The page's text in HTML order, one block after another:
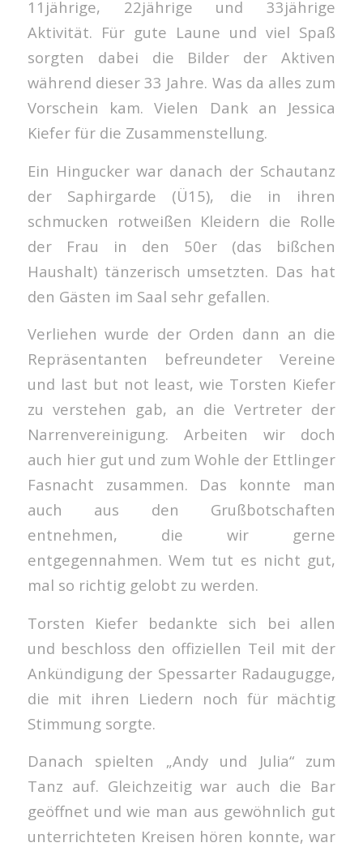
11jährige, 22jährige und 33jährige
Aktivität. Für gute Laune und viel Spaß
sorgten dabei die Bilder der Aktiven
während dieser 33 Jahre. Was da alles zum
Vorschein kam. Vielen Dank an Jessica
Kiefer für die Zusammenstellung.
Ein Hingucker war danach der Schautanz
der Saphirgarde (Ü15), die in ihren
schmucken rotweißen Kleidern die Rolle
der Frau in den 50er (das bißchen
Haushalt) tänzerisch umsetzten. Das hat
den Gästen im Saal sehr gefallen.
Verliehen wurde der Orden dann an die
Repräsentanten befreundeter Vereine
und last but not least, wie Torsten Kiefer
zu verstehen gab, an die Vertreter der
Narrenvereinigung. Arbeiten wir doch
auch hier gut und zum Wohle der Ettlinger
Fasnacht zusammen. Das konnte man
auch aus den Grußbotschaften
entnehmen, die wir gerne
entgegennahmen. Wem tut es nicht gut,
mal so richtig gelobt zu werden.
Torsten Kiefer bedankte sich bei allen
und beschloss den offiziellen Teil mit der
Ankündigung der Spessarter Radaugugge,
die mit ihren Liedern noch für mächtig
Stimmung sorgte.
Danach spielten „Andy und Julia“ zum
Tanz auf. Gleichzeitig war auch die Bar
geöffnet und wie man aus gewöhnlich gut
unterrichteten Kreisen hören konnte, war